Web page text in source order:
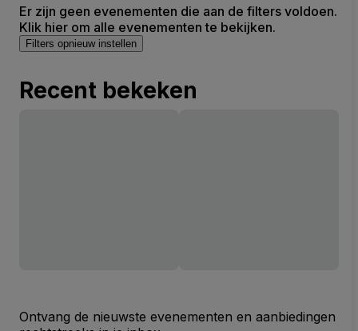
Er zijn geen evenementen die aan de filters voldoen.
Klik hier om alle evenementen te bekijken.
Filters opnieuw instellen
Recent bekeken
Ontvang de nieuwste evenementen en aanbiedingen